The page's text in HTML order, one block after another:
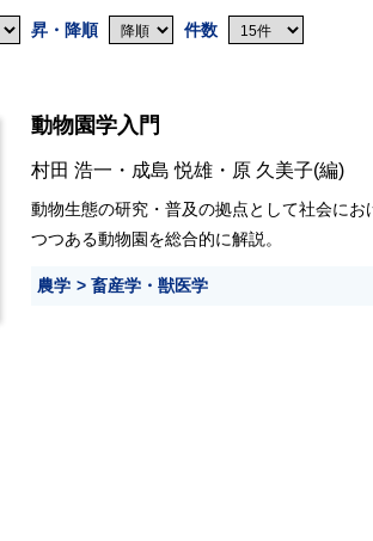
昇・降順 件数
動物園学入門
村田 浩一 ・ 成島 悦雄 ・ 原 久美子(編)
動物生態の研究・普及の拠点として社会にお
つつある動物園を総合的に解説。
農学 畜産学・獣医学